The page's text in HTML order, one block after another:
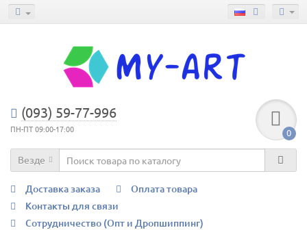
(093) 59-77-996
ПН-ПТ 09:00-17:00 0
Везде
Доставка заказа
Оплата товара
Контакты для связи
Сотрудничество (Опт и Дропшиппинг)